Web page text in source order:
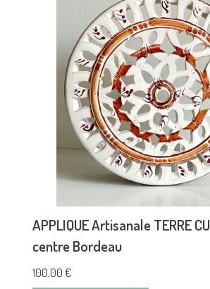
APPLIQUE Artisanale TERRE
centre Bordeau
100,00 €